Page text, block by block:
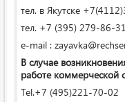
тел. в Якутске
тел. +7 (395) 279-86-31
e-mail :
В случае
работе коммерческой
Tel.+7 (495)221-70-02